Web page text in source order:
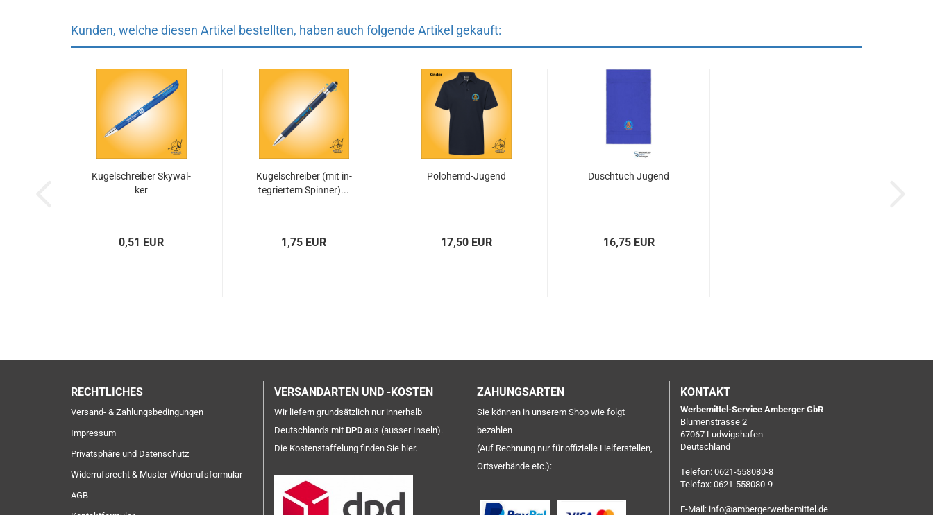
Kunden, welche diesen Artikel bestellten, haben auch folgende Artikel gekauft:
Ku­gel­schrei­ber Sky­wal­
ker
0,51 EUR
Ku­gel­schrei­ber (mit in­
te­grier­tem Spin­ner)...
1,75 EUR
Polohemd-​​Ju­gend
17,50 EUR
Dusch­tuch Ju­gend
16,75 EUR
RECHTLICHES
Versand- & Zahlungsbedingungen
Impressum
Privatsphäre und Datenschutz
Widerrufsrecht & Muster-Widerrufsformular
AGB
VERSANDARTEN UND -KOSTEN
Wir liefern grundsätzlich nur innerhalb
Deutschlands mit DPD aus (ausser Inseln).
Die Kostenstaffelung finden Sie hier.
ZAHUNGSARTEN
Sie können in unserem Shop wie folgt
bezahlen
(Auf Rechnung nur für offizielle Helferstellen,
Ortsverbände etc.):
KONTAKT
Werbemittel-Service Amberger GbR
Blumenstrasse 2
67067 Ludwigshafen
Deutschland
Telefon: 0621-558080-8
Telefax: 0621-558080-9
E-Mail: info@ambergerwerbemittel.de